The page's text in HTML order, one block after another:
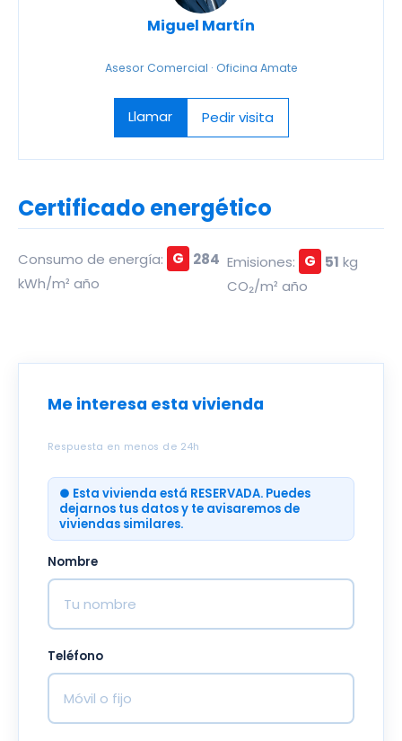
Miguel Martín
Asesor Comercial · Oficina Amate
Llamar Pedir visita
Certificado energético
Consumo de energía: G 284
kWh/m² año
Emisiones: G 51 kg
CO₂/m² año
Me interesa esta vivienda
Respuesta en menos de 24h
● Esta vivienda está RESERVADA. Puedes
dejarnos tus datos y te avisaremos de
viviendas similares.
Nombre
Teléfono